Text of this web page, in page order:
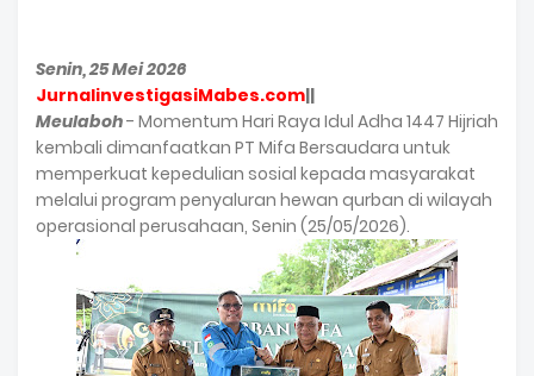
Senin, 25 Mei 2026
JurnalinvestigasiMabes.com||
Meulaboh- Momentum Hari Raya Idul Adha 1447 Hijriah
kembali dimanfaatkan PT Mifa Bersaudara untuk
memperkuat kepedulian sosial kepada masyarakat
melalui program penyaluran hewan qurban di wilayah
operasional perusahaan, Senin (25/05/2026).